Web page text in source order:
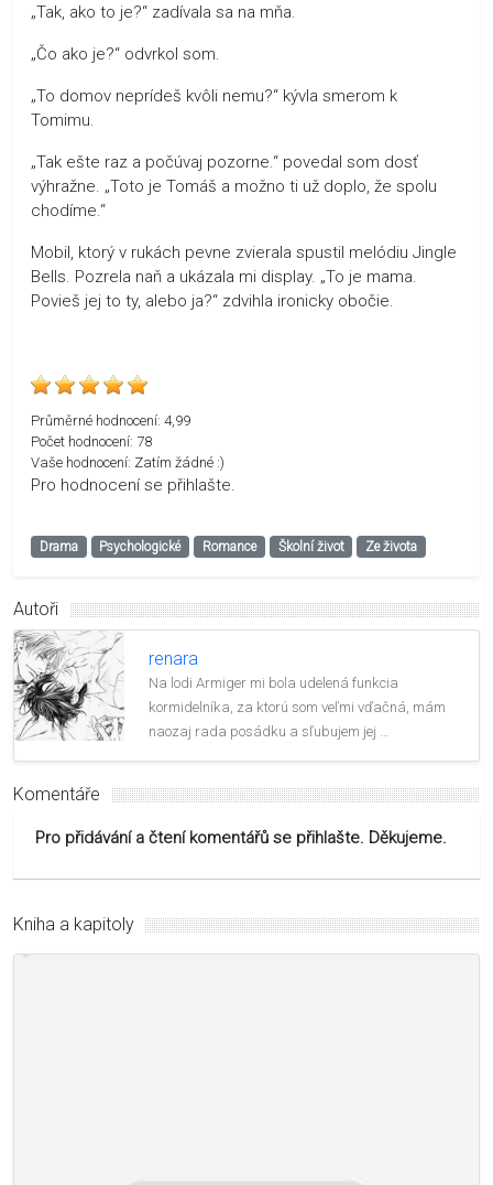
„Tak, ako to je?“ zadívala sa na mňa.
„Čo ako je?“ odvrkol som.
„To domov neprídeš kvôli nemu?“ kývla smerom k
Tomimu.
„Tak ešte raz a počúvaj pozorne.“ povedal som dosť
výhražne. „Toto je Tomáš a možno ti už doplo, že spolu
chodíme.“
Mobil, ktorý v rukách pevne zvierala spustil melódiu Jingle
Bells. Pozrela naň a ukázala mi display. „To je mama.
Povieš jej to ty, alebo ja?“ zdvihla ironicky obočie.
Průměrné hodnocení: 4,99
Počet hodnocení: 78
Vaše hodnocení: Zatím žádné :)
Pro hodnocení se přihlašte.
Drama Psychologické Romance Školní život Ze života
Autoři
renara
Na lodi Armiger mi bola udelená funkcia
kormidelníka, za ktorú som veľmi vďačná, mám
naozaj rada posádku a sľubujem jej …
Komentáře
Pro přidávání a čtení komentářů se přihlašte. Děkujeme.
Kniha a kapitoly